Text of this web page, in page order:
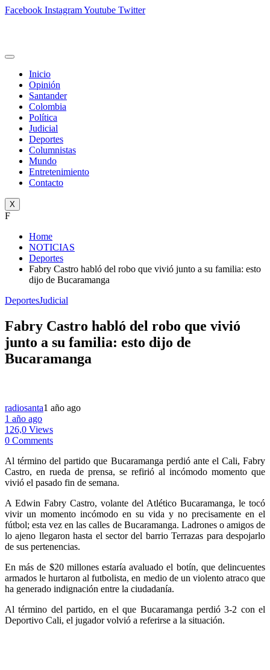
Facebook InstagramYoutube Twitter
Inicio
Opinión
Santander
Colombia
Política
Judicial
Deportes
Columnistas
Mundo
Entretenimiento
Contacto
X
F
Home
NOTICIAS
Deportes
Fabry Castro habló del robo que vivió junto a su familia: esto
dijo de Bucaramanga
DeportesJudicial
Fabry Castro habló del robo que vivió
junto a su familia: esto dijo de
Bucaramanga
radiosanta1 año ago
1 año ago
126,0 Views
0 Comments
Al término del partido que Bucaramanga perdió ante el Cali, Fabry
Castro, en rueda de prensa, se refirió al incómodo momento que
vivió el pasado fin de semana.
A Edwin Fabry Castro, volante del Atlético Bucaramanga, le tocó
vivir un momento incómodo en su vida y no precisamente en el
fútbol; esta vez en las calles de Bucaramanga. Ladrones o amigos de
lo ajeno llegaron hasta el sector del barrio Terrazas para despojarlo
de sus pertenencias.
En más de $20 millones estaría avaluado el botín, que delincuentes
armados le hurtaron al futbolista, en medio de un violento atraco que
ha generado indignación entre la ciudadanía.
Al término del partido, en el que Bucaramanga perdió 3-2 con el
Deportivo Cali, el jugador volvió a referirse a la situación.